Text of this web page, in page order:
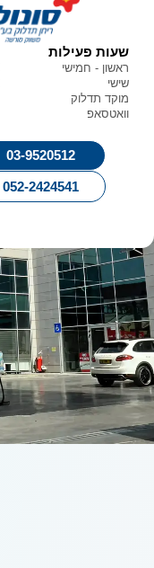
שעות פעילות
ראשון - חמישי
שישי
מוקד תדלוק
וואטסאפ
03-9520512
052-2424541